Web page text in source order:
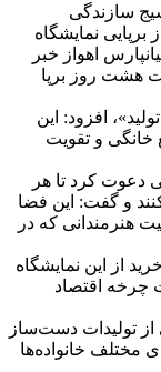
سازندگی
نمایشگاه
اهواز خبر
فروردین به مدت هشت روز برپا
افزود: این
خانگی و تقویت
دعوت کرد تا هر
بازدید کنند و گفت: این فضا
هنرمندانی که در
از این نمایشگاه
چرخه اقتصاد
از تولیدات دست‌ساز
مختلف خانواده‌ها